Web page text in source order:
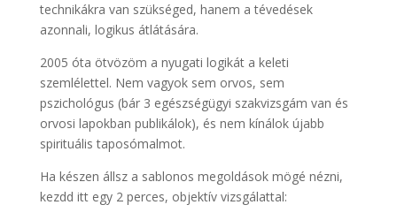
technikákra van szükséged, hanem a tévedések
azonnali, logikus átlátására.
2005 óta ötvözöm a nyugati logikát a keleti
szemlélettel. Nem vagyok sem orvos, sem
pszichológus (bár 3 egészségügyi szakvizsgám van és
orvosi lapokban publikálok), és nem kínálok újabb
spirituális taposómalmot.
Ha készen állsz a sablonos megoldások mögé nézni,
kezdd itt egy 2 perces, objektív vizsgálattal: